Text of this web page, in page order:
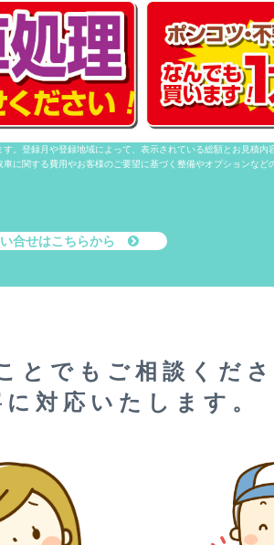
! 2/1(月)〜3/31(土)
。
。登録月や登録地域によって、表示されている総額とお見積内
に関する費用やお客様のご要望に基づく整備やオプションなど
合せはこちらから
とでもご相談くださ
対応いたします。